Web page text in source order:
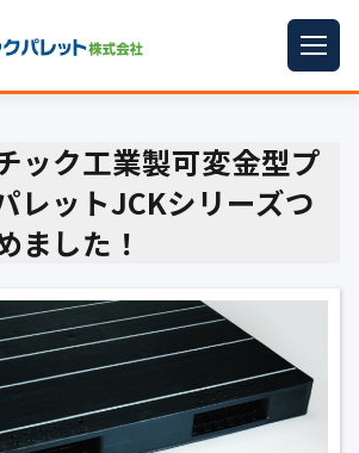
ック工業製可変金型プ
レットJCKシリーズつ
ました！